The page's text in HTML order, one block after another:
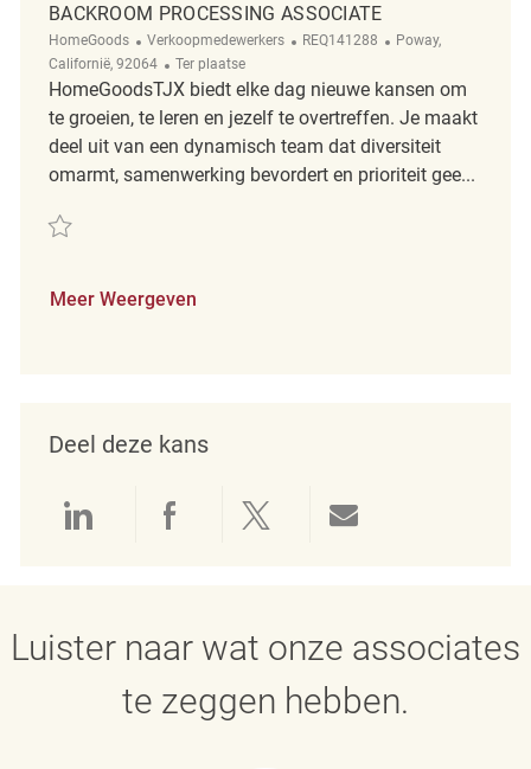
BACKROOM PROCESSING ASSOCIATE
HomeGoods Categorie
Verkoopmedewerkers ReqId
REQ141288 Plaats
Poway,
Californië, 92064
Afgelegen
Ter plaatse
HomeGoodsTJX biedt elke dag nieuwe kansen om
te groeien, te leren en jezelf te overtreffen. Je maakt
deel uit van een dynamisch team dat diversiteit
omarmt, samenwerking bevordert en prioriteit gee...
Redden Backroom Processing Associate REQ141288
Meer Weergeven
Deel deze kans
Delen via LinkedIn
Delen via Facebook
Delen via twitter
Luister naar wat onze associates
te zeggen hebben.